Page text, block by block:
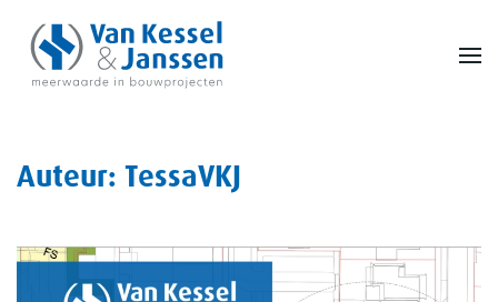
Skip to main content
Auteur: TessaVKJ